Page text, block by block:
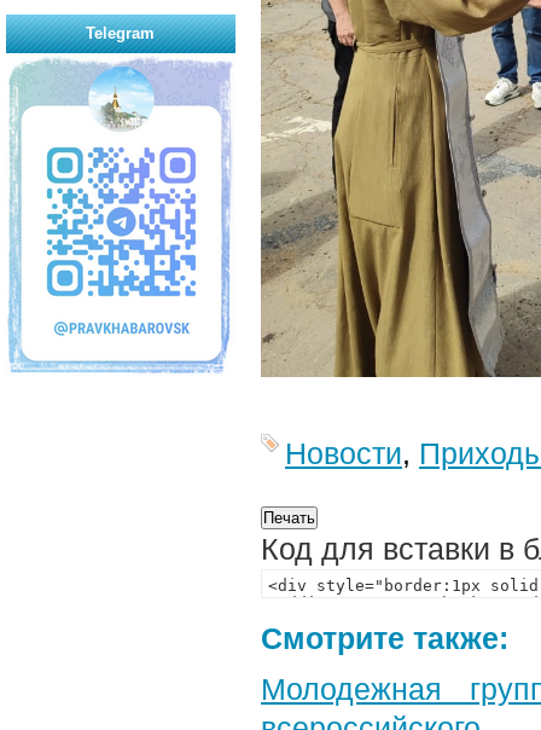
Новости,
Код для вставки в
Смотрите также:
Молодежная
Telegram